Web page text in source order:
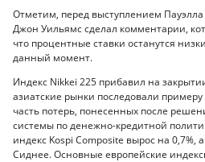
Отметим, перед выступлением
Джон Уильямс сделал комментарии,
что процентные ставки останутся
данный момент.
Индекс Nikkei 225 прибавил на
азиатские рынки последовали
часть потерь, понесенных после
системы по денежно-кредитной
индекс Kospi Composite вырос на 0,7%,
Сиднее. Основные европейские